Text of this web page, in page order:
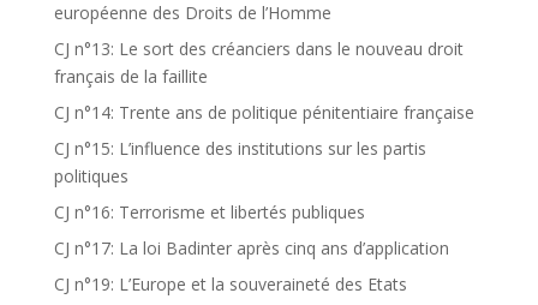
européenne des Droits de l’Homme
CJ n°13: Le sort des créanciers dans le nouveau droit
français de la faillite
CJ n°14: Trente ans de politique pénitentiaire française
CJ n°15: L’influence des institutions sur les partis
politiques
CJ n°16: Terrorisme et libertés publiques
CJ n°17: La loi Badinter après cinq ans d’application
CJ n°19: L’Europe et la souveraineté des Etats